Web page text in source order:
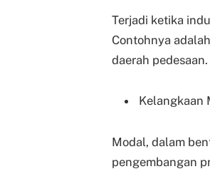
Terjadi ketika
Contohnya
daerah pedesaan.
Kelangkaan
Modal, dalam
pengembangan